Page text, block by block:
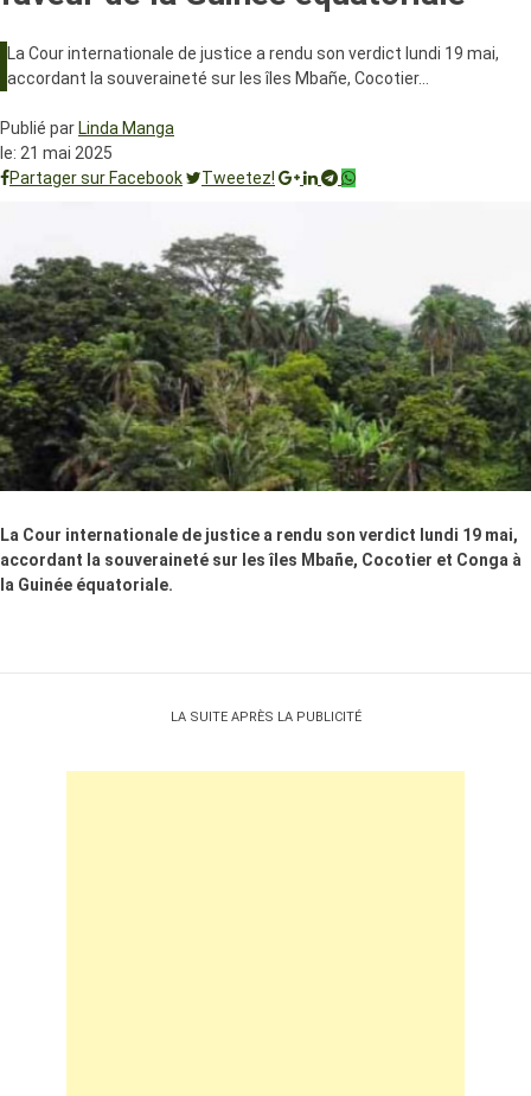
La Cour internationale de justice a rendu son verdict lundi 19 mai,
accordant la souveraineté sur les îles Mbañe, Cocotier…
Publié par Linda Manga
le: 21 mai 2025
Partager sur Facebook
Tweetez!
La Cour internationale de justice a rendu son verdict lundi 19 mai,
accordant la souveraineté sur les îles Mbañe, Cocotier et Conga à
la Guinée équatoriale.
LA SUITE APRÈS LA PUBLICITÉ